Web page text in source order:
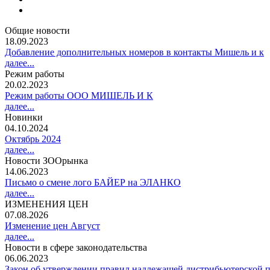
Общие новости
18.09.2023
Добавление дополнительных номеров в контакты Мишель и к
далее...
Режим работы
20.02.2023
Режим работы ООО МИШЕЛЬ И К
далее...
Новинки
04.10.2024
Октябрь 2024
далее...
Новости ЗООрынка
14.06.2023
Письмо о смене лого БАЙЕР на ЭЛАНКО
далее...
ИЗМЕНЕНИЯ ЦЕН
07.08.2026
Изменение цен Август
далее...
Новости в сфере законодательства
06.06.2023